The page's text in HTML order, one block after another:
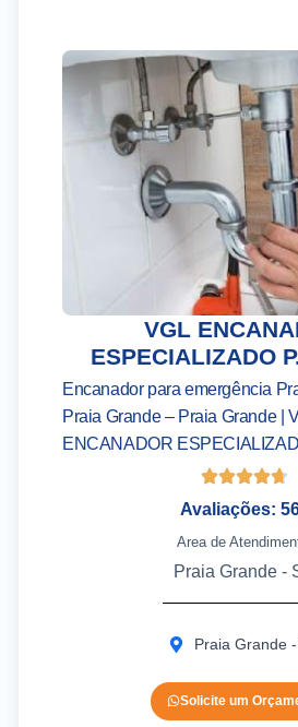
VGL
ESPECIALIZADO
Encanador para emergência
Praia Grande – Praia Grande |
ENCANADOR
Avaliações:
Area de
Praia Grande -
Praia Grande
Solicite um